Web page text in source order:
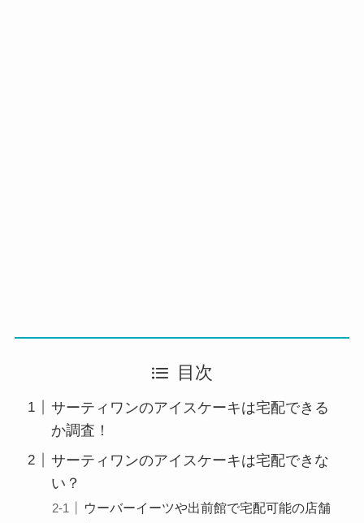
目次
サーティワンのアイスケーキは宅配できる
か調査！
サーティワンのアイスケーキは宅配できな
い？
ウーバーイーツや出前館で宅配可能の店舗